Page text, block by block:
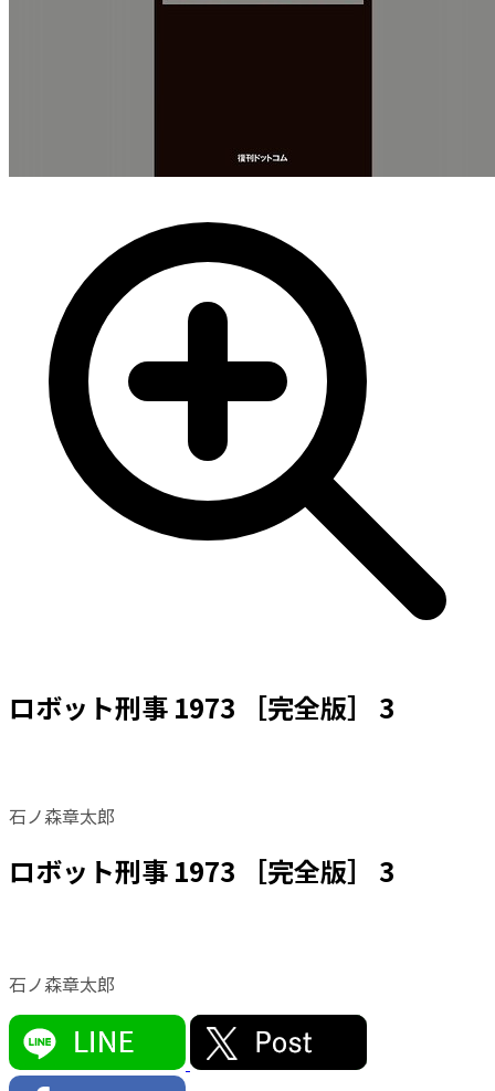
ロボット刑事 1973 ［完全版］ 3
石ノ森章太郎
ロボット刑事 1973 ［完全版］ 3
石ノ森章太郎